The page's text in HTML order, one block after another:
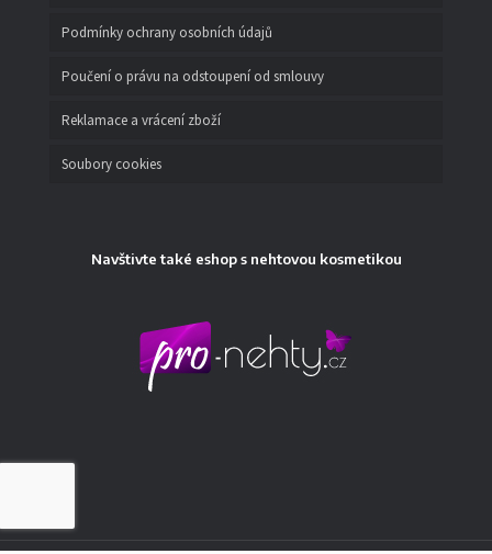
Podmínky ochrany osobních údajů
Poučení o právu na odstoupení od smlouvy
Reklamace a vrácení zboží
Soubory cookies
Navštivte také eshop s nehtovou kosmetikou